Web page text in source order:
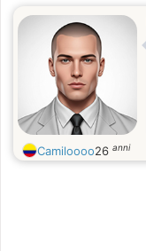
Camiloooo26 anni